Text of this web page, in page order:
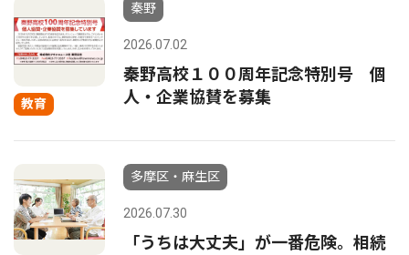
教育
秦野
2026.07.02
秦野高校１００周年記念特別号 個
人・企業協賛を募集
多摩区・麻生区
2026.07.30
「うちは大丈夫」が一番危険。相続